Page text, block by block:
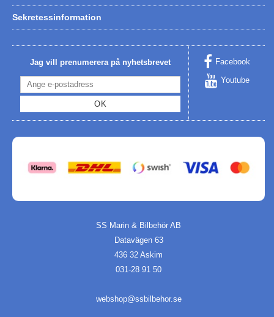
Sekretessinformation
Jag vill prenumerera på nyhetsbrevet
OK
Facebook
Youtube
SS Marin & Bilbehör AB
Datavägen 63
436 32 Askim
031-28 91 50
webshop@ssbilbehor.se